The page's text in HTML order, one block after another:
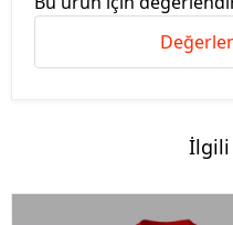
İlgili